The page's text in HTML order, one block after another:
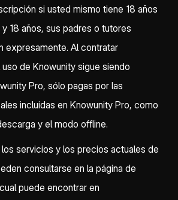
si usted mismo tiene 18 años
18 años, sus padres o tutores
expresamente. Al contratar
de Knowunity sigue siendo
Pro, sólo pagas por las
incluidas en Knowunity Pro, como
y el modo offline.
servicios y los precios actuales de
consultarse en la página de
puede encontrar en